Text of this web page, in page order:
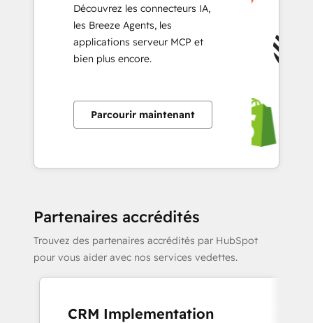
Découvrez les connecteurs IA,
les Breeze Agents, les
applications serveur MCP et
bien plus encore.
Parcourir maintenant
Partenaires accrédités
Trouvez des partenaires accrédités par HubSpot
pour vous aider avec nos services vedettes.
CRM Implementation